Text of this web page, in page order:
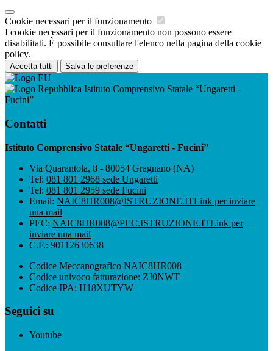
Cookie necessari per il funzionamento
I cookie necessari per il funzionamento non possono essere
disabilitati. È possibile consultare l'elenco nella pagina della cookie
policy.
Accetta tutti Salva le preferenze
Istituto Comprensivo Statale “Ungaretti -
Fucini”
Contatti
Istituto Comprensivo Statale “Ungaretti - Fucini”
Via Quarantola, 8 - 80054 Gragnano (NA)
Tel: 081 801 2968 sede Ungaretti
Tel: 081 801 2959 sede Fucini
Email: NAIC8HR008@ISTRUZIONE.ITLink per inviare
una mail
PEC: NAIC8HR008@PEC.ISTRUZIONE.ITLink per
inviare una mail
C.F.: 90112630638
Codice Meccanografico NAIC8HR008
Codice univoco fatturazione: ZJ0NWT
Codice IPA: H18XUTYW
Seguici su
Youtube